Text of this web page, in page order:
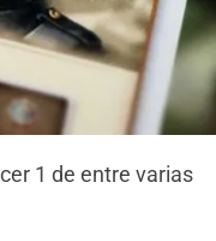
1 de entre varias